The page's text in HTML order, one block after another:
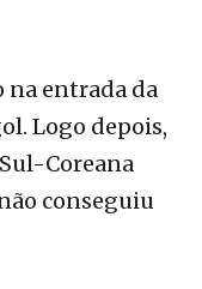
na entrada da
Logo depois,
Coreana
conseguiu